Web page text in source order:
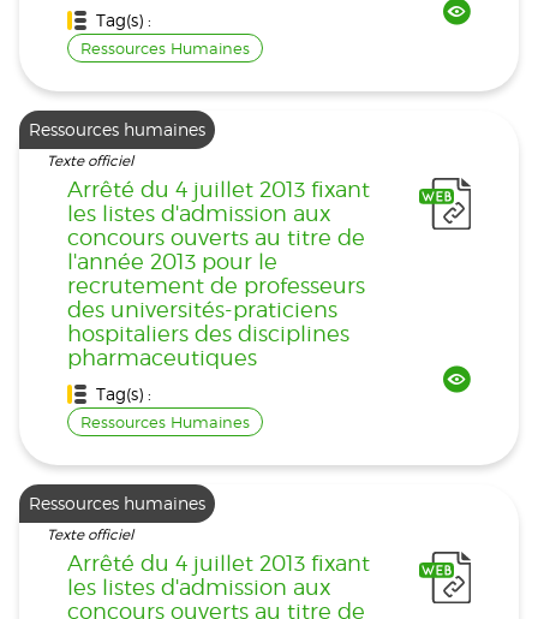
Tag(s) :
Ressources Humaines
Ressources humaines
Texte officiel
Arrêté du 4 juillet 2013 fixant
les listes d'admission aux
concours ouverts au titre de
l'année 2013 pour le
recrutement de professeurs
des universités-praticiens
hospitaliers des disciplines
pharmaceutiques
Tag(s) :
Ressources Humaines
Ressources humaines
Texte officiel
Arrêté du 4 juillet 2013 fixant
les listes d'admission aux
concours ouverts au titre de